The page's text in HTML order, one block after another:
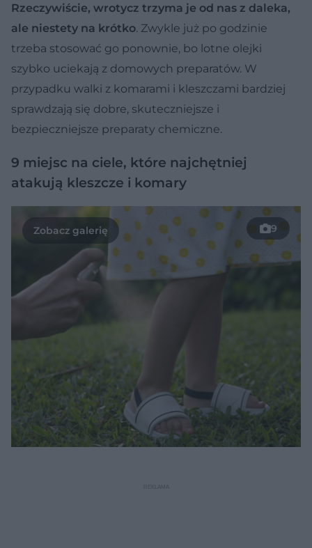
Rzeczywiście, wrotycz trzyma je od nas z daleka,
ale niestety na krótko. Zwykle już po godzinie
trzeba stosować go ponownie, bo lotne olejki
szybko uciekają z domowych preparatów. W
przypadku walki z komarami i kleszczami bardziej
sprawdzają się dobre, skuteczniejsze i
bezpieczniejsze preparaty chemiczne.
9 miejsc na ciele, które najchętniej
atakują kleszcze i komary
9